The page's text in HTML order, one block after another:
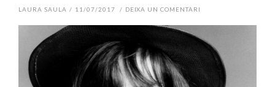
LAURA SAULA / 11/07/2017 / DEIXA UN COMENTARI